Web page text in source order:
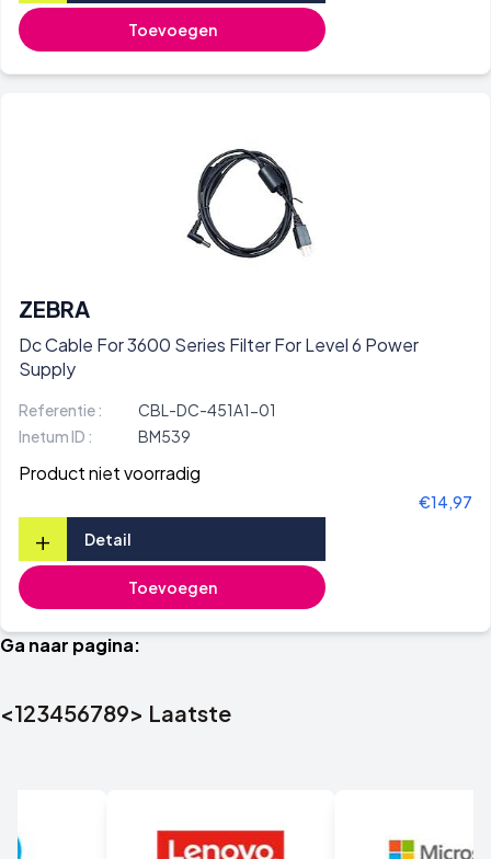
Toevoegen
ZEBRA
Dc Cable For 3600 Series Filter For Level 6 Power
Supply
Referentie :
CBL-DC-451A1-01
Inetum ID :
BM539
Product niet voorradig
€14,97
+ Detail
Toevoegen
Ga naar pagina:
<123456789> Laatste